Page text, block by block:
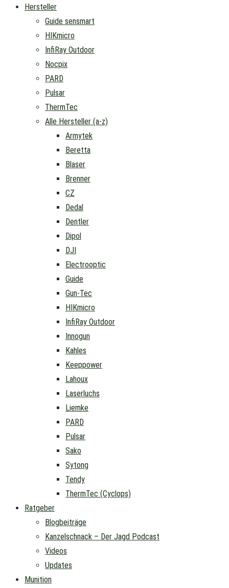
Hersteller
Guide sensmart
HIKmicro
InfiRay Outdoor
Nocpix
PARD
Pulsar
ThermTec
Alle Hersteller (a-z)
Armytek
Beretta
Blaser
Brenner
CZ
Dedal
Dentler
Dipol
DJI
Electrooptic
Guide
Gun-Tec
HIKmicro
InfiRay Outdoor
Innogun
Kahles
Keeppower
Lahoux
Laserluchs
Liemke
PARD
Pulsar
Sako
Sytong
Tendy
ThermTec (Cyclops)
Ratgeber
Blogbeiträge
Kanzelschnack – Der Jagd Podcast
Videos
Updates
Munition